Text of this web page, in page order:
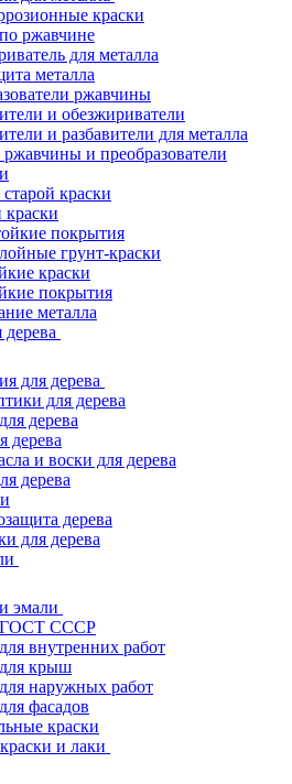
краски
ржавчине
для металла
металла
ржавчины
и обезжириватели
и разбавители для металла
и преобразователи
краски
покрытия
грунт-краски
краски
покрытия
металла
для дерева
для дерева
дерева
дерева
и воски для дерева
дерева
дерева
для дерева
эмали
ГОСТ СССР
внутренних работ
крыш
наружных работ
фасадов
краски
и лаки